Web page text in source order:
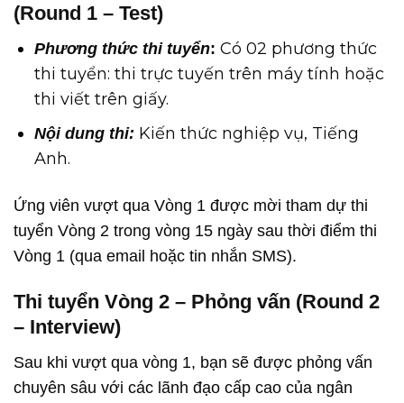
(Round 1 – Test)
Phương thức thi tuyển: Có 02 phương thức
thi tuyển: thi trực tuyến trên máy tính hoặc
thi viết trên giấy.
Nội dung thi: Kiến thức nghiệp vụ, Tiếng
Anh.
Ứng viên vượt qua Vòng 1 được mời tham dự thi
tuyển Vòng 2 trong vòng 15 ngày sau thời điểm thi
Vòng 1 (qua email hoặc tin nhắn SMS).
Thi tuyển Vòng 2 – Phỏng vấn (Round 2
– Interview)
Sau khi vượt qua vòng 1, bạn sẽ được phỏng vấn
chuyên sâu với các lãnh đạo cấp cao của ngân